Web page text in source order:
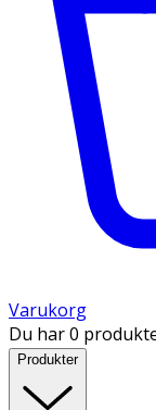
Varukorg
Du har 0
Produkter